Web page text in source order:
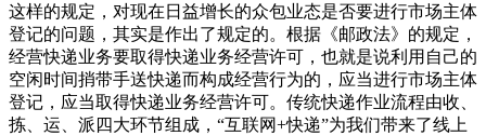
这样的规定，对现在日益增长的众包业态是否要进行市场主体
登记的问题，其实是作出了规定的。根据《邮政法》的规定，
经营快递业务要取得快递业务经营许可，也就是说利用自己的
空闲时间捎带手送快递而构成经营行为的，应当进行市场主体
登记，应当取得快递业务经营许可。传统快递作业流程由收、
拣、运、派四大环节组成，“互联网+快递”为我们带来了线上